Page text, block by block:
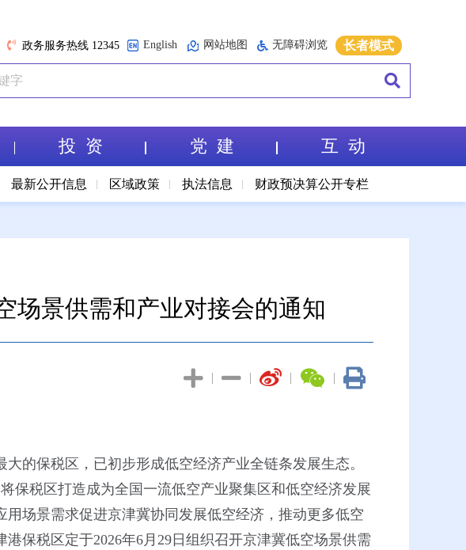
政务服务热线 12345 English 网站地图 无障碍浏览 长者模式
最新公开信息 区域政策 执法信息 财政预决算公开专栏
投 资 党 建 互 动
场景供需和产业对接会的通知
|
|
|
|
的保税区，已初步形成低空经济产业全链条发展生态。
保税区打造成为全国一流低空产业聚集区和低空经济发展
场景需求促进京津冀协同发展低空经济，推动更多低空
保税区定于2026年6月29日组织召开京津冀低空场景供需